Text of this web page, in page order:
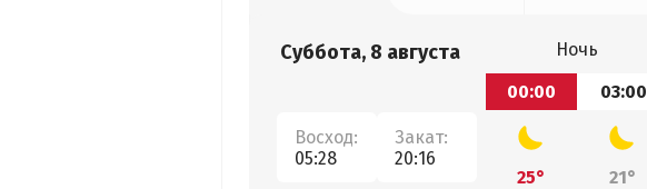
Суббота, 8 августа
Восход:
05:28
Закат:
20:16
Ночь
00:00
03:00
25° 21°